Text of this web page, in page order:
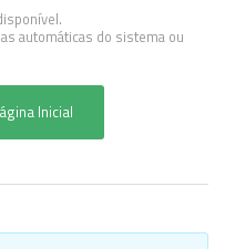
automáticas do sistema ou
Inicial